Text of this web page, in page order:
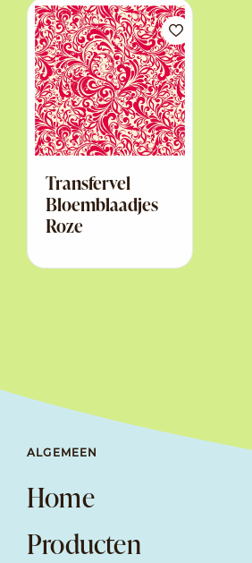
Transfervel
Bloemblaadjes
Roze
ALGEMEEN
Home
Producten